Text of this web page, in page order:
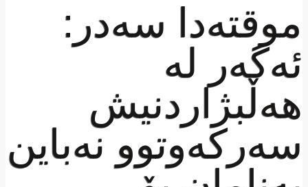
موقتەدا سەدر:
ئەگەر لە
هەڵبژاردنیش
سەرکەوتوو نەباین